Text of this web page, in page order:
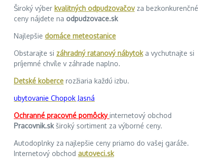
Široký výber kvalitných odpudzovačovza bezkonkurenčné
ceny nájdete na odpudzovace.sk
Najlepšie domáce meteostanice
Obstarajte si záhradný ratanový nábytoka vychutnajte si
príjemné chvíle v záhrade naplno.
Detské koberce rozžiaria každú izbu.
ubytovanie Chopok Jasná
Ochranné pracovné pomôckyinternetový obchod
Pracovnik.skširoký sortiment za výborné ceny.
Autodoplnky za najlepšie ceny priamo do vašej garáže.
Internetový obchod autoveci.sk